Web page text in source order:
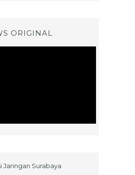
ORIGINAL
Jaringan Surabaya